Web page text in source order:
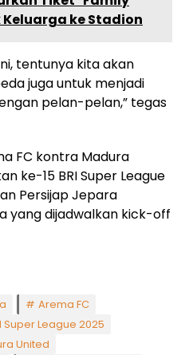
ke Stadion
tentunya kita akan
juga untuk menjadi
pelan-pelan,” tegas
FC kontra Madura
ke-15 BRI Super League
Persijap Jepara
yang dijadwalkan kick-off
Arema FC
Super League 2025
United